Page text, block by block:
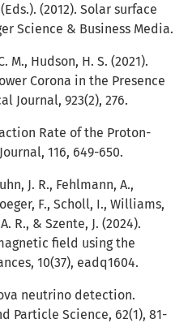
(2012). Solar surface
Science & Business Media.
M., Hudson, H. S. (2021).
Corona in the Presence
Journal, 923(2), 276.
Rate of the Proton-
116, 649-650.
J. R., Fehlmann, A.,
F., Scholl, I., Williams,
R., & Szente, J. (2024).
field using the
10(37), eadq1604.
neutrino detection.
Particle Science, 62(1), 81-